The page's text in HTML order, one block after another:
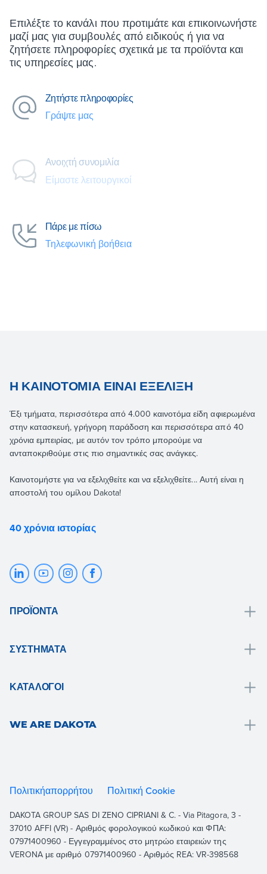
Επιλέξτε το κανάλι που προτιμάτε και επικοινωνήστε
μαζί μας για συμβουλές από ειδικούς ή για να
ζητήσετε πληροφορίες σχετικά με τα προϊόντα και
τις υπηρεσίες μας.
Ζητήστε πληροφορίες
Γράψτε μας
Ανοιχτή συνομιλία
Είμαστε λειτουργικοί
Πάρε με πίσω
Τηλεφωνική βοήθεια
Η ΚΑΙΝΟΤΟΜΊΑ ΕΊΝΑΙ ΕΞΈΛΙΞΗ
Έξι τμήματα, περισσότερα από 4.000 καινοτόμα είδη αφιερωμένα
στην κατασκευή, γρήγορη παράδοση και περισσότερα από 40
χρόνια εμπειρίας, με αυτόν τον τρόπο μπορούμε να
ανταποκριθούμε στις πιο σημαντικές σας ανάγκες.
Καινοτομήστε για να εξελιχθείτε και να εξελιχθείτε... Αυτή είναι η
αποστολή του ομίλου Dakota!
40 χρόνια ιστορίας
ΠΡΟΪΌΝΤΑ
Κήπος, βεράντα και εξωτερικοί χώροι
Εξυγίανση και δομική ενίσχυση
Εμφάνιση όλων
ΣΥΣΤΉΜΑΤΑ
Συστήματα οδοστρώματος
Στέγη
Αερισμός
Εμφάνιση όλων
ΚΑΤΆΛΟΓΟΙ
Roof
Building
WE ARE DAKOTA
Έγγραφα
Lora μαζί μας
Πολιτικήαπορρήτου Πολιτική Cookie
DAKOTA GROUP SAS DI ZENO CIPRIANI & C. - Via Pitagora, 3 -
37010 AFFI (VR) - Αριθμός φορολογικού κωδικού και ΦΠΑ:
07971400960 - Εγγεγραμμένος στο μητρώο εταιρειών της
VERONA με αριθμό 07971400960 - Αριθμός REA: VR-398568